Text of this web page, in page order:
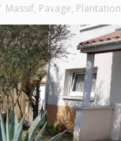
Massif, Pavage, Plantation